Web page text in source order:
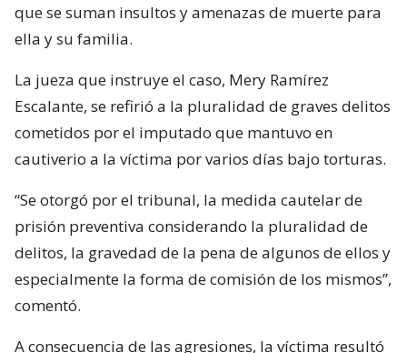
que se suman insultos y amenazas de muerte para
ella y su familia.
La jueza que instruye el caso, Mery Ramírez
Escalante, se refirió a la pluralidad de graves delitos
cometidos por el imputado que mantuvo en
cautiverio a la víctima por varios días bajo torturas.
“Se otorgó por el tribunal, la medida cautelar de
prisión preventiva considerando la pluralidad de
delitos, la gravedad de la pena de algunos de ellos y
especialmente la forma de comisión de los mismos”,
comentó.
A consecuencia de las agresiones, la víctima resultó